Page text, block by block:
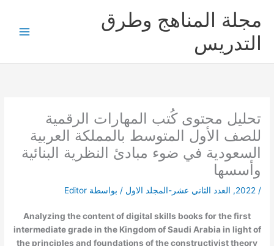
المحتوى
مجلة المناهج وطرق
التدريس
تحليل محتوى كُتب المهارات الرقمية
للصف الأول المتوسط بالمملكة العربية
السعودية في ضوء مبادئ النظرية البنائية
وأسسها
/
2022
, العدد الثاني عشر-المجلد الاول / بواسطة Editor
Analyzing the content of digital skills books for the first
intermediate grade in the Kingdom of Saudi Arabia in light of
the principles and foundations of the constructivist theory